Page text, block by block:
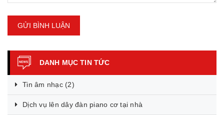
GỬI BÌNH LUẬN
DANH MỤC TIN TỨC
Tin âm nhạc (2)
Dịch vụ lên dây đàn piano cơ tại nhà